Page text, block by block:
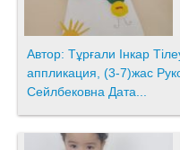
Автор: Тұрғали Інкар
аппликация, (3-7)жас Руководитель: Бегалиева Самал
Сейлбековна Дата...